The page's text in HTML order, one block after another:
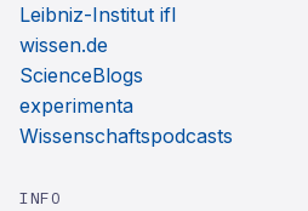
Leibniz-Institut ifl
wissen.de
ScienceBlogs
experimenta
Wissenschaftspodcasts
INFO